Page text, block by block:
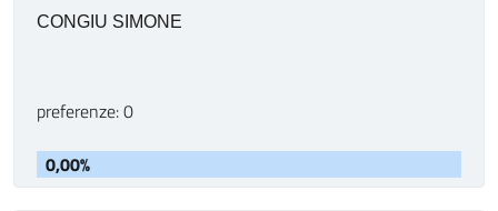
CONGIU SIMONE
preferenze: 0
0,00%